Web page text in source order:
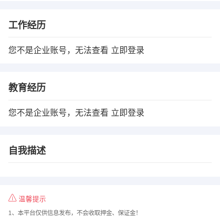
工作经历
您不是企业账号，无法查看 立即登录
教育经历
您不是企业账号，无法查看 立即登录
自我描述
温馨提示
1、本平台仅供信息发布，不会收取押金、保证金！